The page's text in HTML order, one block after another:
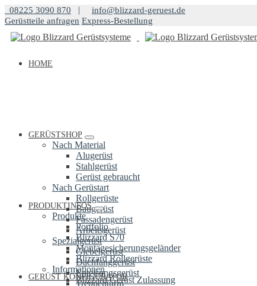
Springe
zum
Inhalt
08225 3090 870 |
info@blizzard-geruest.de
Gerüstteile anfragen Express-Bestellung
HOME
GERÜSTSHOP
Nach Material
Alugerüst
Stahlgerüst
Gerüst gebraucht
Nach Gerüstart
Rollgerüste
Baugerüst
Fassadengerüst
Arbeitsgerüst
Spezialgerüst
Giebelgerüst
Dachfanggerüst
Enteisungsgerüst
Treppenturm
PRODUKTINFOS
Produkte
Portfolio
Blizzard S70
Montagesicherungsgeländer
Blizzard Rollgerüste
Informationen
Blizzard Gerüst Zulassung
GERÜST KONFIGURATOR